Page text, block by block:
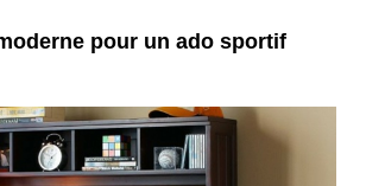
pour un ado sportif